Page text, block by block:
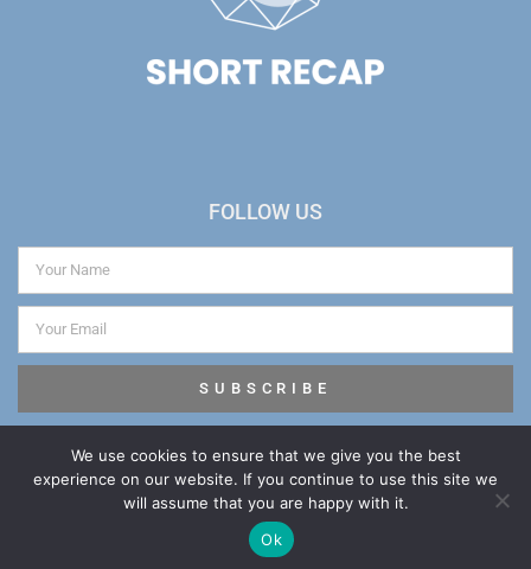
FOLLOW US
SUBSCRIBE
© 2019 ALL RIGHTS RESERVED​
We use cookies to ensure that we give you the best
experience on our website. If you continue to use this site we
will assume that you are happy with it.
Ok